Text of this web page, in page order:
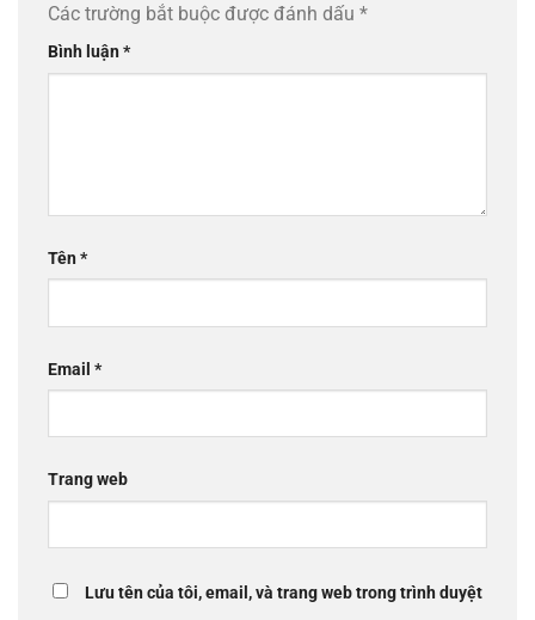
Các trường bắt buộc được đánh dấu *
Bình luận*
Tên*
Email *
Trang web
Lưu tên của tôi, email, và trang web trong trình duyệt